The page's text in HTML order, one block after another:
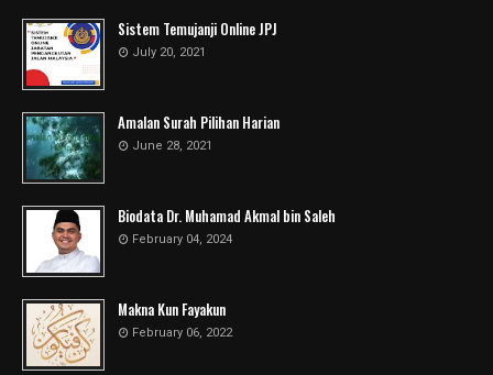
Sistem Temujanji Online JPJ
July 20, 2021
Amalan Surah Pilihan Harian
June 28, 2021
Biodata Dr. Muhamad Akmal bin Saleh
February 04, 2024
Makna Kun Fayakun
February 06, 2022